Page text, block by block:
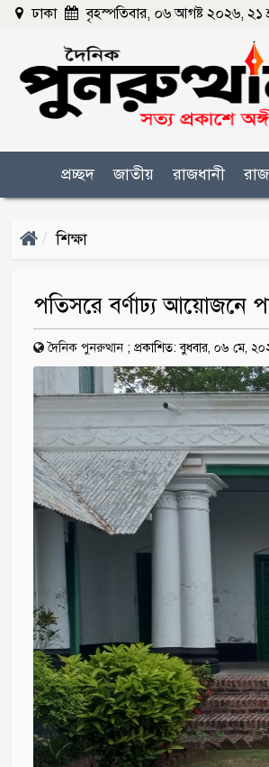
ঢাকা বৃহস্পতিবার, ০৬ আগষ্ট ২০২৬, ২১
প্রচ্ছদ জাতীয় রাজধানী
শিক্ষা
পতিসরে বর্ণাঢ্য আয়োজনে
দৈনিক পুনরুত্থান ; প্রকাশিত: বুধবার, ০৬ মে,